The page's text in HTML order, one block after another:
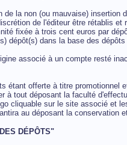
de la non (ou mauvaise) insertion
de l'éditeur être rétablis
fixée à trois cent euros par
dépôt(s) dans la base des
associé à un compte resté
étant offerte à titre promotionnel
à tout déposant la faculté
cliquable sur le site associé et
au déposant la conservation
DÉPÔTS"